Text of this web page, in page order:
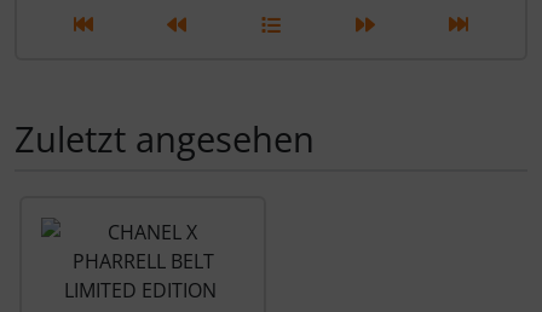
Zuletzt angesehen